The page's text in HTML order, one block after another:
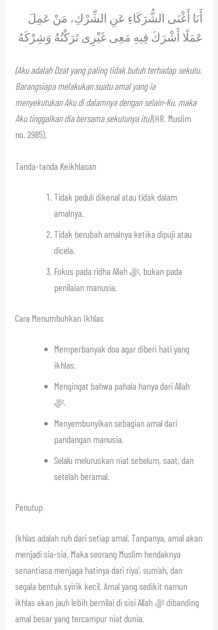
أَنَا أَغْنَى الشُّرَكَاءِ عَنِ الشِّرْكِ، مَنْ عَمِلَ
عَمَلًا أَشْرَكَ فِيهِ مَعِى غَيْرِى تَرَكْتُهُ وَشِرْكَهُ
(Aku adalah Dzat yang paling tidak butuh terhadap sekutu.
Barangsiapa melakukan suatu amal yang ia
menyekutukan Aku di dalamnya dengan selain-Ku, maka
Aku tinggalkan dia bersama sekutunya itu)(HR. Muslim
no. 2985).
Tanda-tanda Keikhlasan
Tidak peduli dikenal atau tidak dalam
amalnya.
Tidak berubah amalnya ketika dipuji atau
dicela.
Fokus pada ridha Allah ﷻ, bukan pada
penilaian manusia.
Cara Menumbuhkan Ikhlas
Memperbanyak doa agar diberi hati yang
ikhlas.
Mengingat bahwa pahala hanya dari Allah
ﷻ.
Menyembunyikan sebagian amal dari
pandangan manusia.
Selalu meluruskan niat sebelum, saat, dan
setelah beramal.
Penutup
Ikhlas adalah ruh dari setiap amal. Tanpanya, amal akan
menjadi sia-sia. Maka seorang Muslim hendaknya
senantiasa menjaga hatinya dari riya’, sum’ah, dan
segala bentuk syirik kecil. Amal yang sedikit namun
ikhlas akan jauh lebih bernilai di sisi Allah ﷻ dibanding
amal besar yang tercampur niat dunia.